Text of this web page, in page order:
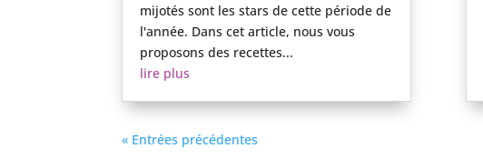
mijotés sont les stars de cette période de
l'année. Dans cet article, nous vous
proposons des recettes...
lire plus
« Entrées précédentes